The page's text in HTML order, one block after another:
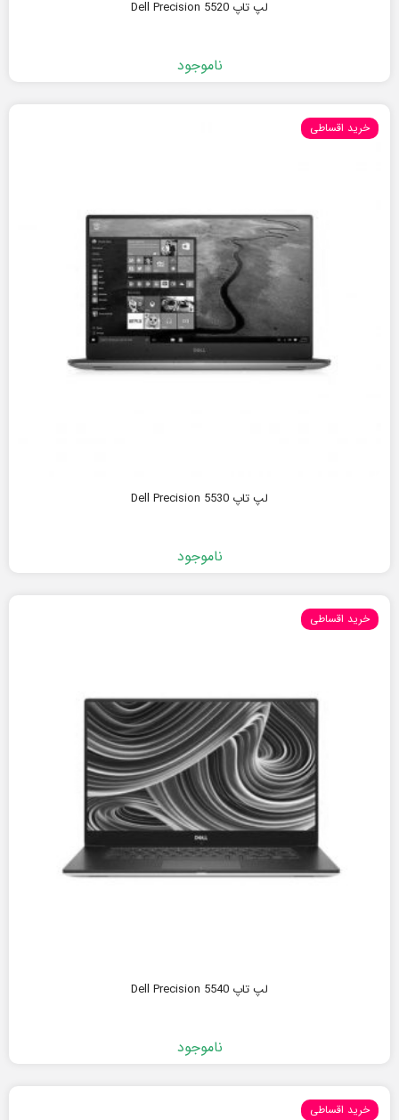
لپ تاپ Dell Precision 5520
ناموجود
خرید اقساطی
لپ تاپ Dell Precision 5530
ناموجود
خرید اقساطی
لپ تاپ Dell Precision 5540
ناموجود
خرید اقساطی